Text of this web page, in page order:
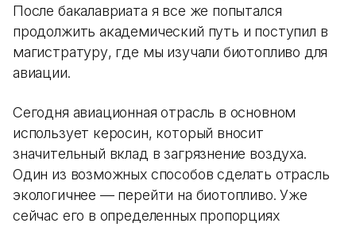
После бакалавриата я все же попытался
продолжить академический путь и поступил в
магистратуру, где мы изучали биотопливо для
авиации.
Сегодня авиационная отрасль в основном
использует керосин, который вносит
значительный вклад в загрязнение воздуха.
Один из возможных способов сделать отрасль
экологичнее — перейти на биотопливо. Уже
сейчас его в определенных пропорциях